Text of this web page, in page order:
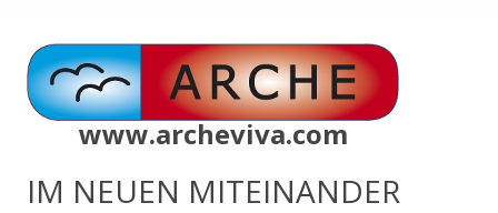
www.archeviva.com
IM NEUEN MITEINANDER